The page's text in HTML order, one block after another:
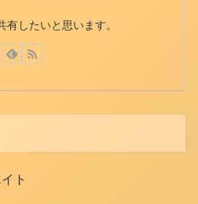
したいと思います。
ト